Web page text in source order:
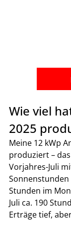
Wie viel
2025
Meine 12 kWp
produziert –
Vorjahres-Juli
Sonnenstunden
Stunden im
Juli ca. 190
Erträge tief,